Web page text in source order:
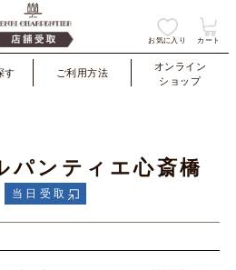
お気に入り カート
す ご利用方法
オンライン
ショップ
パンティエ心斎橋
当日受取